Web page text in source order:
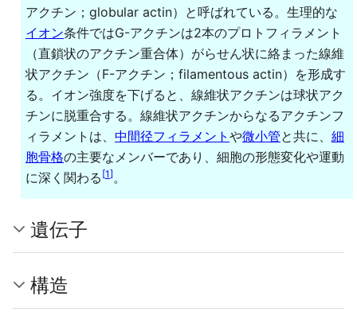
アクチン；globular actin）と呼ばれている。生理的な
イオン条件ではG-アクチンは2本のプロトフィラメント
（直鎖状のアクチン重合体）がらせん状に絡まった線維
状アクチン（F-アクチン；filamentous actin）を形成す
る。イオン強度を下げると、線維状アクチンは球状アク
チンに脱重合する。線維状アクチンからなるアクチンフ
ィラメントは、 中間径フィラメント や微小管と共に、 細
胞骨格の主要なメンバーであり、細胞の形態変化や運動
に深く関わる [1] 。
遺伝子
構造